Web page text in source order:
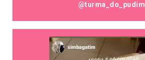
@turma_do_pudim